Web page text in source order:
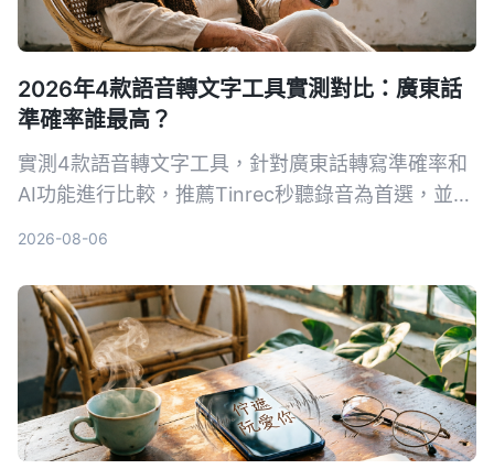
2026年4款語音轉文字工具實測對比：廣東話
準確率誰最高？
實測4款語音轉文字工具，針對廣東話轉寫準確率和
AI功能進行比較，推薦Tinrec秒聽錄音為首選，並提
2026-08-06